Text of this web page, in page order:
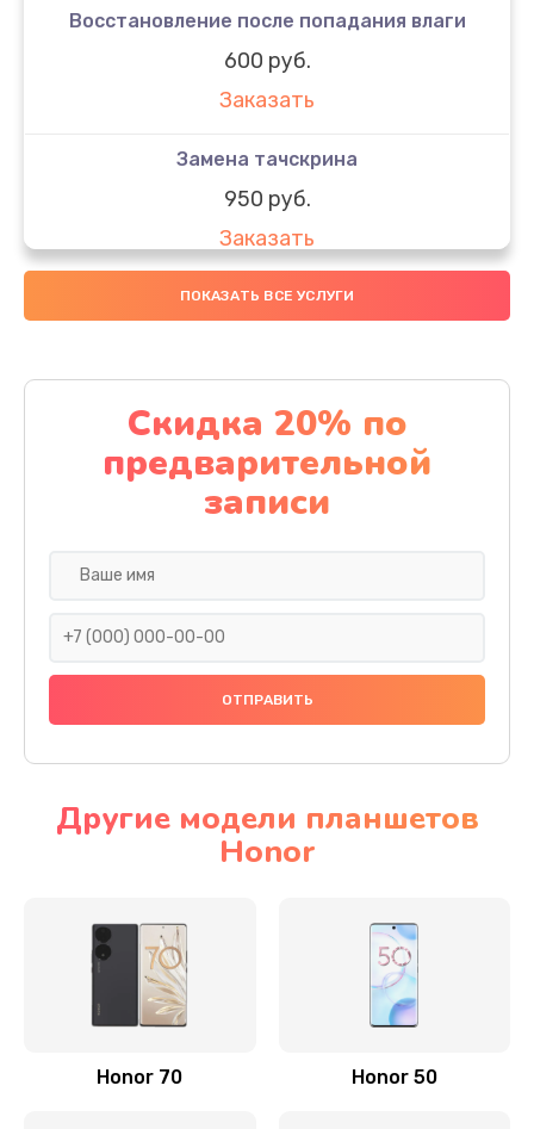
Восстановление после попадания влаги
600 руб.
Заказать
Замена тачскрина
950 руб.
Заказать
Замена динамиков
Заказать
Замена стекла
990 руб.
Заказать
Замена задней камеры
Замена динамика
Замена стекла камеры
Замена задней крышки
ПОКАЗАТЬ ВСЕ УСЛУГИ
Скидка 20% по
предварительной
записи
Другие модели планшетов
Honor
Honor 70 Honor 50